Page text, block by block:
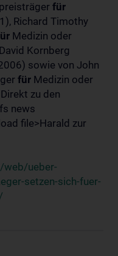
für
Richard Timothy
Medizin oder
Kornberg
sowie von John
für Medizin oder
zu den
news
file>Harald zur
web/ueber-
setzen-sich-fuer-